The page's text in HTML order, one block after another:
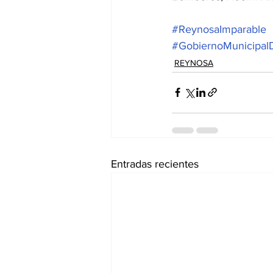
#ReynosaImparable
REYNOSA
Entradas recientes